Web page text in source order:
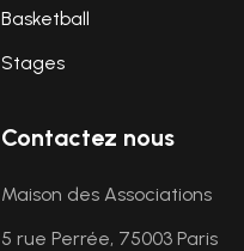
Basketball
Stages
Contactez nous
Maison des Associations
5 rue Perrée, 75003 Paris